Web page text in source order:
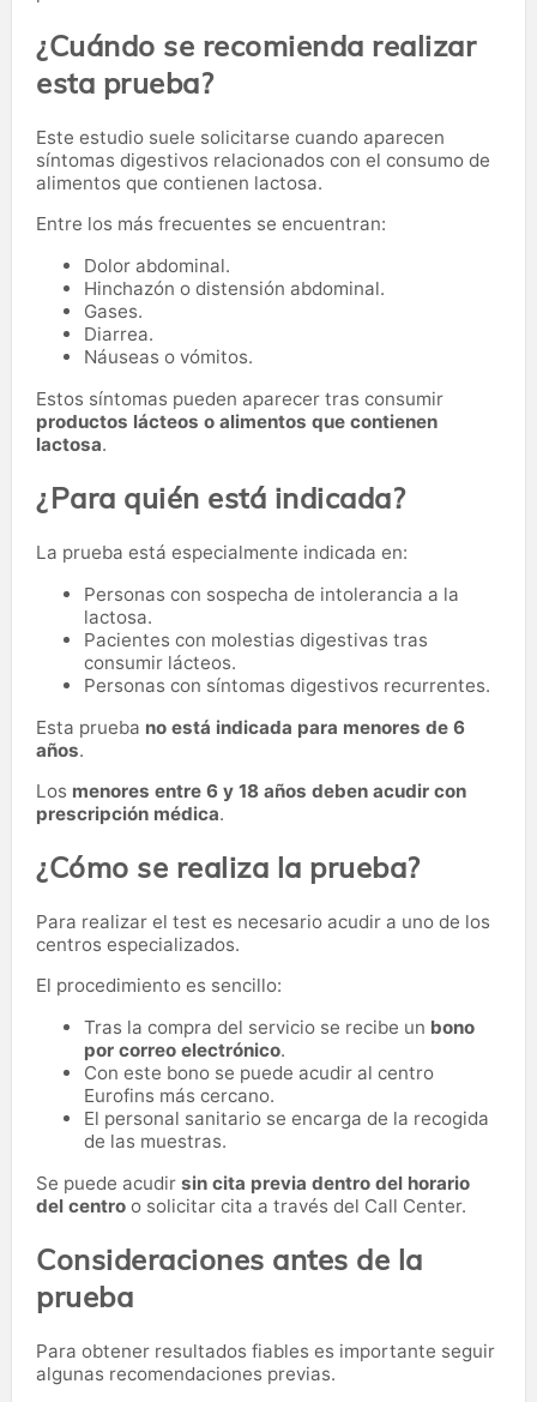
¿Cuándo se recomienda realizar
esta prueba?
Este estudio suele solicitarse cuando aparecen
síntomas digestivos relacionados con el consumo de
alimentos que contienen lactosa.
Entre los más frecuentes se encuentran:
Dolor abdominal.
Hinchazón o distensión abdominal.
Gases.
Diarrea.
Náuseas o vómitos.
Estos síntomas pueden aparecer tras consumir
productos lácteos o alimentos que contienen
lactosa.
¿Para quién está indicada?
La prueba está especialmente indicada en:
Personas con sospecha de intolerancia a la
lactosa.
Pacientes con molestias digestivas tras
consumir lácteos.
Personas con síntomas digestivos recurrentes.
Esta prueba no está indicada para menores de 6
años.
Los menores entre 6 y 18 años deben acudir con
prescripción médica.
¿Cómo se realiza la prueba?
Para realizar el test es necesario acudir a uno de los
centros especializados.
El procedimiento es sencillo:
Tras la compra del servicio se recibe un bono
por correo electrónico.
Con este bono se puede acudir al centro
Eurofins más cercano.
El personal sanitario se encarga de la recogida
de las muestras.
Se puede acudir sin cita previa dentro del horario
del centro o solicitar cita a través del Call Center.
Consideraciones antes de la
prueba
Para obtener resultados fiables es importante seguir
algunas recomendaciones previas.